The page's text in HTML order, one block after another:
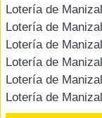
Lotería de
Lotería de
Lotería de
Lotería de
Lotería de
Lotería de